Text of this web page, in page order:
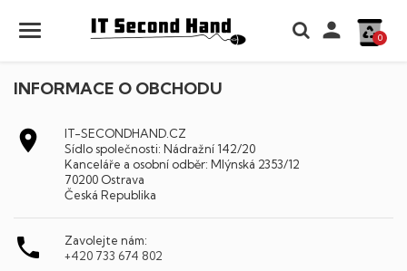
 0
INFORMACE O OBCHODU

IT-SECONDHAND.CZ
Sídlo společnosti: Nádražní 142/20
Kanceláře a osobní odběr: Mlýnská 2353/12
70200 Ostrava
Česká Republika

Zavolejte nám:
+420 733 674 802